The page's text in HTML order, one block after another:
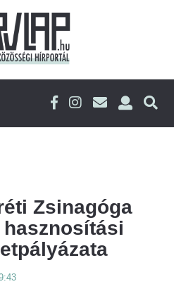
Zsinagóga